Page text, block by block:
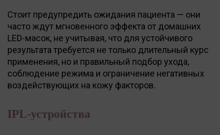
Стоит предупредить ожидания пациента — они
часто ждут мгновенного эффекта от домашних
LED-масок, не учитывая, что для устойчивого
результата требуется не только длительный курс
применения, но и правильный подбор ухода,
соблюдение режима и ограничение негативных
воздействующих на кожу факторов.
IPL-устройства